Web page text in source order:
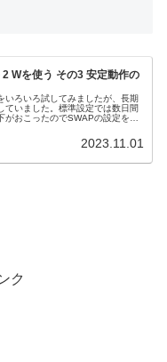
Wを使う その3 安定動作の
いろいろ試してみましたが、長期
ていました。標準設定では数日間
がおこったのでSWAPの設定を変
2023.11.01
ク